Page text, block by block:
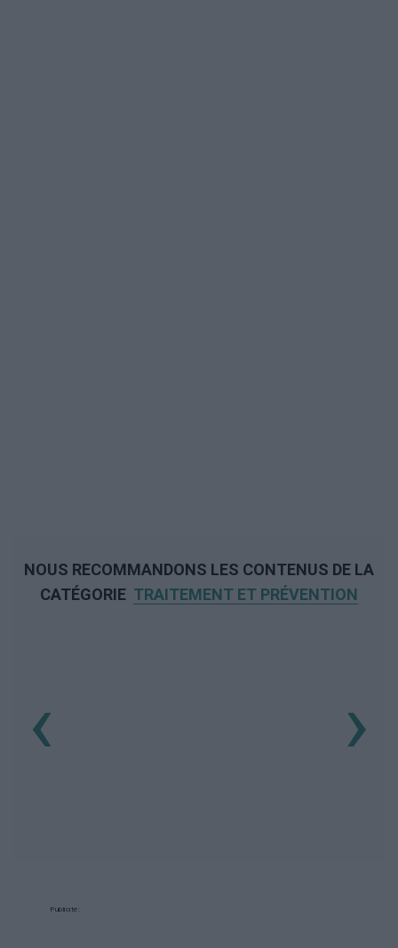
NOUS RECOMMANDONS LES CONTENUS DE LA
CATÉGORIE TRAITEMENT ET PRÉVENTION
‹ ›
Publicité: